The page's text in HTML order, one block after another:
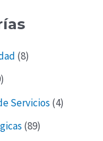
(8)
Servicios (4)
(89)